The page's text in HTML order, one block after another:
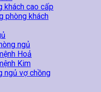
khách cao cấp
phòng khách
ngủ
Hoả
Kim
ngủ vợ chồng